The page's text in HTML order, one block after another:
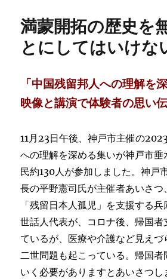
満蒙開拓の歴史を
とにしてはいけな
「中国残留邦人への理解を
映像と講演で体験者の思い
11月23日午後、神戸市主催の
への理解を深める集いが神戸市
民約130人が参加しました。神戸
長の平野憲司氏が主催者あいさつ
「残留日本人孤児」を支援する
世話人代表が、コロナ後、帰国者
ているが、医療や介護など見えづ
二世問題も起こっている。帰国者
いく必要がありますとあいさつし